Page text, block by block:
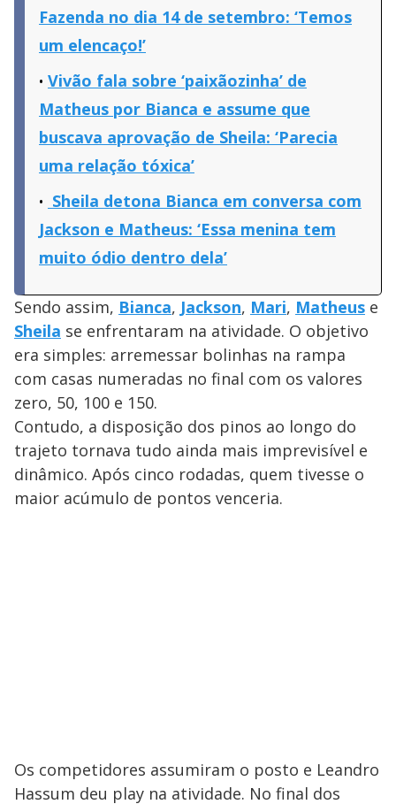
Fazenda no dia 14 de setembro: ‘Temos
um elencaço!’
Vivão fala sobre ‘paixãozinha’ de
Matheus por Bianca e assume que
buscava aprovação de Sheila: ‘Parecia
uma relação tóxica’
Sheila detona Bianca em conversa com
Jackson e Matheus: ‘Essa menina tem
muito ódio dentro dela’
Sendo assim, Bianca, Jackson, Mari, Matheus e
Sheila se enfrentaram na atividade. O objetivo
era simples: arremessar bolinhas na rampa
com casas numeradas no final com os valores
zero, 50, 100 e 150.
Contudo, a disposição dos pinos ao longo do
trajeto tornava tudo ainda mais imprevisível e
dinâmico. Após cinco rodadas, quem tivesse o
maior acúmulo de pontos venceria.
Os competidores assumiram o posto e Leandro
Hassum deu play na atividade. No final dos